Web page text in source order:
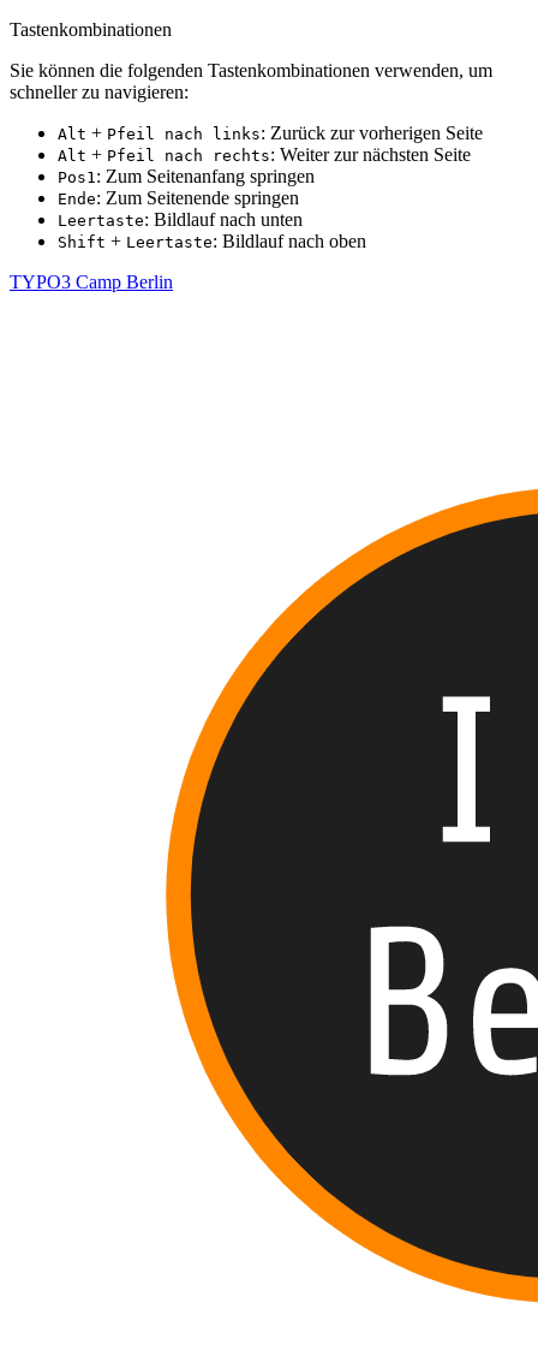
Tastenkombinationen
Sie können die folgenden Tastenkombinationen verwenden, um
schneller zu navigieren:
Alt + Pfeil nach links: Zurück zur vorherigen Seite
Alt + Pfeil nach rechts: Weiter zur nächsten Seite
Pos1: Zum Seitenanfang springen
Ende: Zum Seitenende springen
Leertaste: Bildlauf nach unten
Shift + Leertaste: Bildlauf nach oben
TYPO3 Camp Berlin